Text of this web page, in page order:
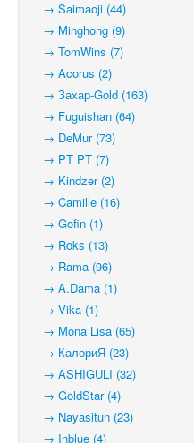
→ Saimaoji (44)
→ Minghong (9)
→ TomWins (7)
→ Acorus (2)
→ Захар-Gold (163)
→ Fuguishan (64)
→ DeMur (73)
→ PT PT (7)
→ Kindzer (2)
→ Camille (16)
→ Gofin (1)
→ Roks (13)
→ Rama (96)
→ A.Dama (1)
→ Vika (1)
→ Mona Lisa (65)
→ КалориЯ (23)
→ ASHIGULI (32)
→ GoldStar (4)
→ Nayasitun (23)
→ Inblue (4)